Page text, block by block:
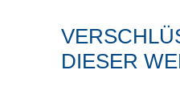
DIESER